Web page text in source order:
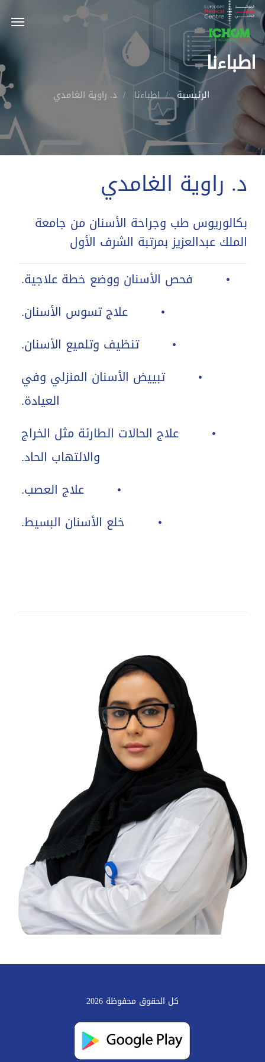
اطباءنا
الرئيسية اطباءنا د. راوية الغامدي
د. راوية الغامدي
بكالوريوس طب وجراحة الأسنان من جامعة
الملك عبدالعزيز بمرتبة الشرف الأول
• فحص الأسنان ووضع خطة علاجية.
• علاج تسوس الأسنان.
• تنظيف وتلميع الأسنان.
• تبييض الأسنان المنزلي وفي
العيادة.
• علاج الحالات الطارئة مثل الخراج
والالتهاب الحاد.
• علاج العصب.
• خلع الأسنان البسيط.
كل الحقوق محفوظة 2026